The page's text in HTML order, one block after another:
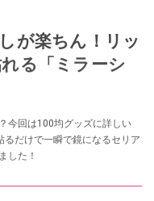
が楽ちん！リッ
る「ミラーシ
今回は100均グッズに詳しい
るだけで一瞬で鏡になるセリア
した！